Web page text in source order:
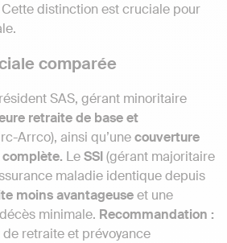
distinction est cruciale pour
comparée
SAS, gérant minoritaire
retraite de base et
Arrco), ainsi qu’unecouverture
LeSSI(gérant majoritaire
maladie identique depuis
moins avantageuseet une
minimale. Recommandation :
retraite et prévoyance